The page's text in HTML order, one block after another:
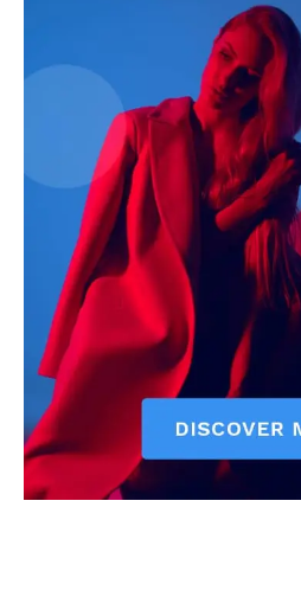
AIN NEWS 1
Contact Us
About Us
Privacy Policy
Terms of Use Agreement
Facebook
X WhatsApp
Share